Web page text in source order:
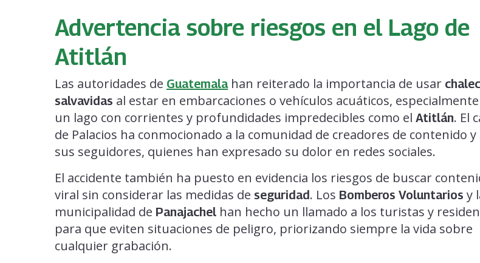
Advertencia sobre riesgos en el Lago de
Atitlán
Las autoridades de Guatemalahan reiterado la importancia de usar
salvavidas al estar en embarcaciones o vehículos acuáticos,
un lago con corrientes y profundidades impredecibles como el Atitlán. El
de Palacios ha conmocionado a la comunidad de creadores de contenido y
sus seguidores, quienes han expresado su dolor en redes sociales.
El accidente también ha puesto en evidencia los riesgos de buscar
viral sin considerar las medidas de seguridad. Los Bomberos Voluntarios y
municipalidad de Panajachel han hecho un llamado a los turistas y
para que eviten situaciones de peligro, priorizando siempre la vida sobre
cualquier grabación.